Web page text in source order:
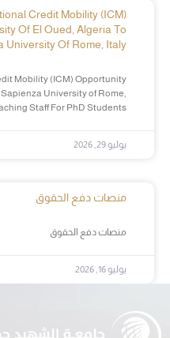
Credit Mobility (ICM)
Of El Oued, Algeria To
University Of Rome, Italy
Mobility (ICM) Opportunity
University of Rome,
Staff For PhD Students
يوليو 29, 2026
منصات دفع الحقوق
منصات دفع الحقوق
يوليو 16, 2026